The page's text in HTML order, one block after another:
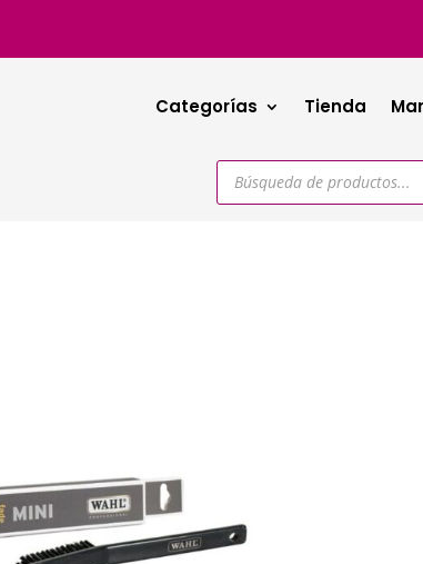
Categorías Tienda
Búsqueda
productos